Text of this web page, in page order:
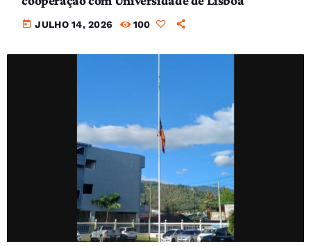
today JULHO 14, 2026 100